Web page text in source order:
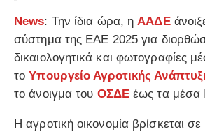
News: Την ίδια ώρα, η ΑΑΔΕ
σύστημα της ΕΑΕ 2025 για
δικαιολογητικά και φωτογραφίες
τοΥπουργείο Αγροτικής
το άνοιγμα του ΟΣΔΕέως τα μέσα
Η αγροτική οικονομία βρίσκεται